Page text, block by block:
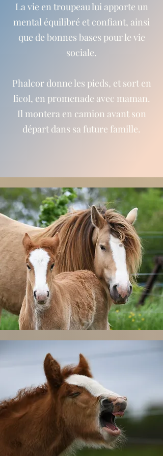
La vie en troupeau lui apporte un
mental équilibré et confiant, ainsi
que de bonnes bases pour le vie
sociale.
Phalcor donne les pieds, et sort en
licol, en promenade avec maman.
Il montera en camion avant son
départ dans sa future famille.